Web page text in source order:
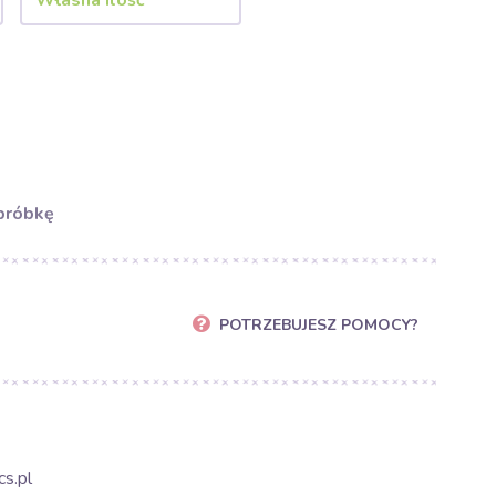
POTRZEBUJESZ POMOCY?